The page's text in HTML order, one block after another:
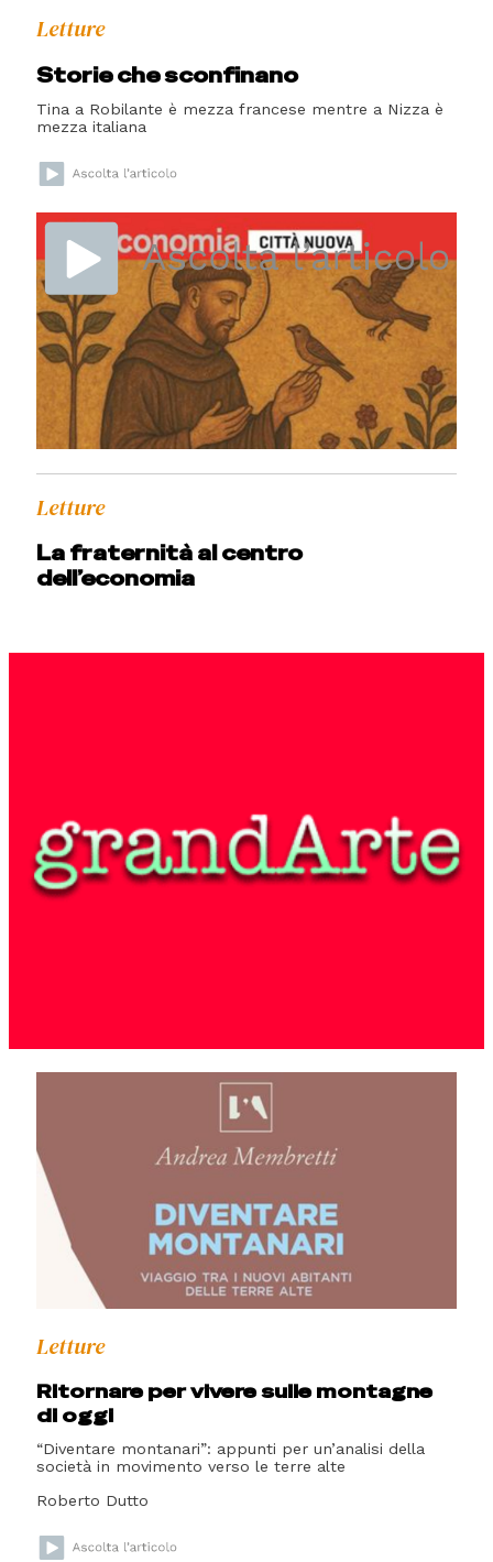
Letture
Storie che sconfinano
Tina a Robilante è mezza francese mentre a Nizza è
mezza italiana
Letture
Di corsa sugli altipiani
Letture
Una ricerca sui partigiani
Letture
La fraternità al centro
dell’economia
Letture
Ritornare per vivere sulle montagne
di oggi
“Diventare montanari”: appunti per un’analisi della
società in movimento verso le terre alte
Roberto Dutto